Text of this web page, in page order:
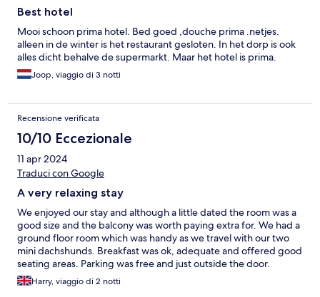
Best hotel
Mooi schoon prima hotel. Bed goed ,douche prima .netjes.
alleen in de winter is het restaurant gesloten. In het dorp is ook
alles dicht behalve de supermarkt. Maar het hotel is prima.
Joop, viaggio di 3 notti
Recensione verificata
10/10 Eccezionale
11 apr 2024
Traduci con Google
A very relaxing stay
We enjoyed our stay and although a little dated the room was a
good size and the balcony was worth paying extra for. We had a
ground floor room which was handy as we travel with our two
mini dachshunds. Breakfast was ok, adequate and offered good
seating areas. Parking was free and just outside the door.
Harry, viaggio di 2 notti